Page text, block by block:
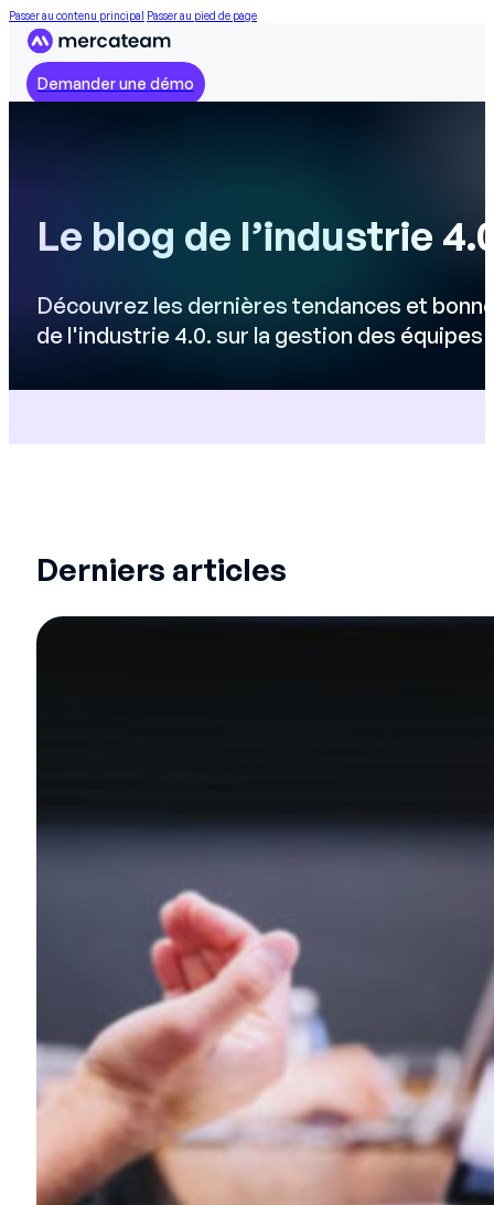
Passer au contenu principal Passer au pied de page
Demander une démo
Le blog de l’industrie
Découvrez les dernières tendances et
de l'industrie 4.0. sur la gestion des équipes
Derniers articles